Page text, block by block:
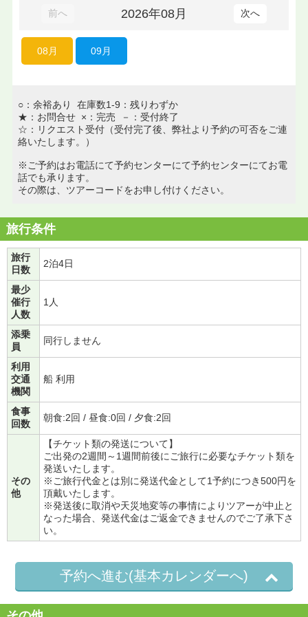
前へ 2026年08月 次へ
08月 09月
○：余裕あり 在庫数1-9：残りわずか
★：お問合せ ×：完売 －：受付終了
☆：リクエスト受付（受付完了後、弊社より予約の可否をご連
絡いたします。）
※ご予約はお電話にて予約センターにて予約センターにてお電
話でも承ります。
その際は、ツアーコードをお申し付けください。
旅行条件
旅行
日数
2泊4日
最少
催行
人数
1人
添乗
員
同行しません
利用
交通
機関
船 利用
食事
回数
朝食:2回 / 昼食:0回 / 夕食:2回
その
他
【チケット類の発送について】
ご出発の2週間～1週間前後にご旅行に必要なチケット類を
発送いたします。
※ご旅行代金とは別に発送代金として1予約につき500円を
頂戴いたします。
※発送後に取消や天災地変等の事情によりツアーが中止と
なった場合、発送代金はご返金できませんのでご了承下さ
い。
予約へ進む(基本カレンダーへ)